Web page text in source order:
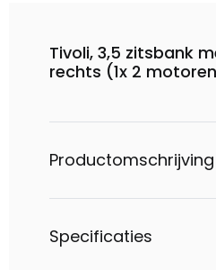
Tivoli, 3,5 zitsbank
rechts (1x 2
Productomschrijving
Specificaties